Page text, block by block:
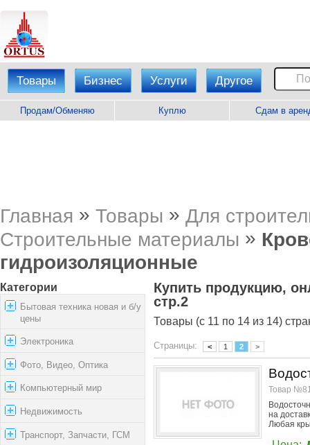
Товары Бизнес Услуги Другое
Продам/Обменяю Куплю Сдам в
Главная » Товары » Для
Строительные материалы »
гидроизоляционные
Категории
Бытовая техника новая и б/у
цены
Электроника
Фото, Видео, Оптика
Компьютерный мир
Недвижимость
Транспорт, Запчасти, ГСМ
Купить продукцию,
стр.2
Товары (с 11 по 14 из 14)
Страницы: < 1 2 >
Товар
на
Любая